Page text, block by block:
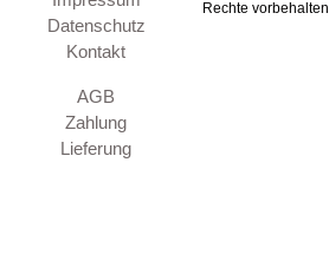
Datenschutz
Kontakt
AGB
Zahlung
Lieferung
Rechte vorbehalten